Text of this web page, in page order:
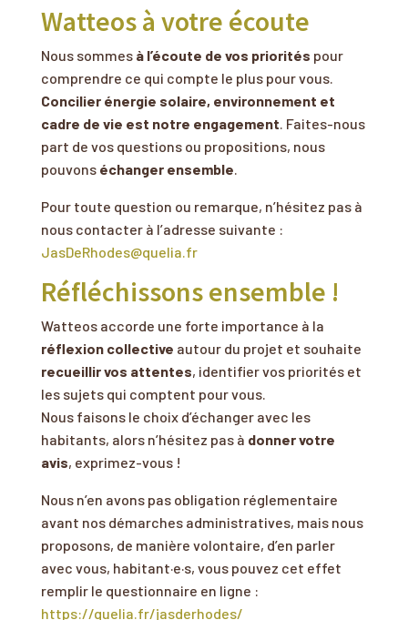
Watteos à votre écoute
Nous sommes à l’écoute de vos priorités pour
comprendre ce qui compte le plus pour vous.
Concilier énergie solaire, environnement et
cadre de vie est notre engagement. Faites-nous
part de vos questions ou propositions, nous
pouvons échanger ensemble.
Pour toute question ou remarque, n’hésitez pas à
nous contacter à l’adresse suivante :
JasDeRhodes@quelia.fr
Réfléchissons ensemble !
Watteos accorde une forte importance à la
réflexion collective autour du projet et souhaite
recueillir vos attentes, identifier vos priorités et
les sujets qui comptent pour vous.
Nous faisons le choix d’échanger avec les
habitants, alors n’hésitez pas à donner votre
avis, exprimez-vous !
Nous n’en avons pas obligation réglementaire
avant nos démarches administratives, mais nous
proposons, de manière volontaire, d’en parler
avec vous, habitant·e·s, vous pouvez cet effet
remplir le questionnaire en ligne :
https://quelia.fr/jasderhodes/